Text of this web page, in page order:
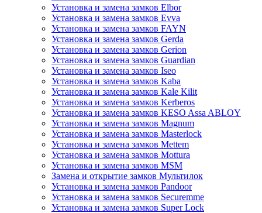
Установка и замена замков Elbor
Установка и замена замков Evva
Установка и замена замков FAYN
Установка и замена замков Gerda
Установка и замена замков Gerion
Установка и замена замков Guardian
Установка и замена замков Iseo
Установка и замена замков Kaba
Установка и замена замков Kale Kilit
Установка и замена замков Kerberos
Установка и замена замков KESO Assa ABLOY
Установка и замена замков Magnum
Установка и замена замков Masterlock
Установка и замена замков Mettem
Установка и замена замков Mottura
Установка и замена замков MSM
Замена и открытие замков Мультилок
Установка и замена замков Pandoor
Установка и замена замков Securemme
Установка и замена замков Super Lock